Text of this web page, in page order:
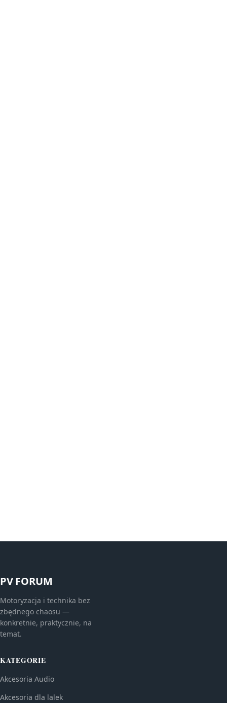
PV FORUM
Motoryzacja i technika bez
zbędnego chaosu —
konkretnie, praktycznie, na
temat.
KATEGORIE
Akcesoria Audio
Akcesoria dla lalek